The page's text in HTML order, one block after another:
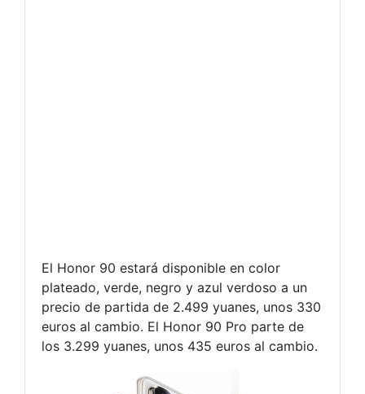
El Honor 90 estará disponible en color
plateado, verde, negro y azul verdoso a un
precio de partida de 2.499 yuanes, unos 330
euros al cambio. El Honor 90 Pro parte de
los 3.299 yuanes, unos 435 euros al cambio.